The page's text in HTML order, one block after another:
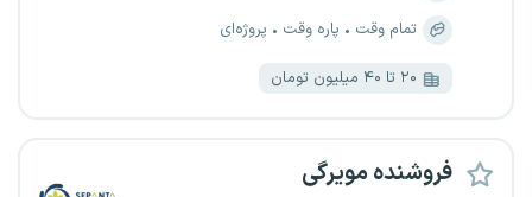
تمام وقت
پاره وقت پروژه‌ای
۲۰ تا ۴۰ میلیون تومان
فروشنده مویرگی